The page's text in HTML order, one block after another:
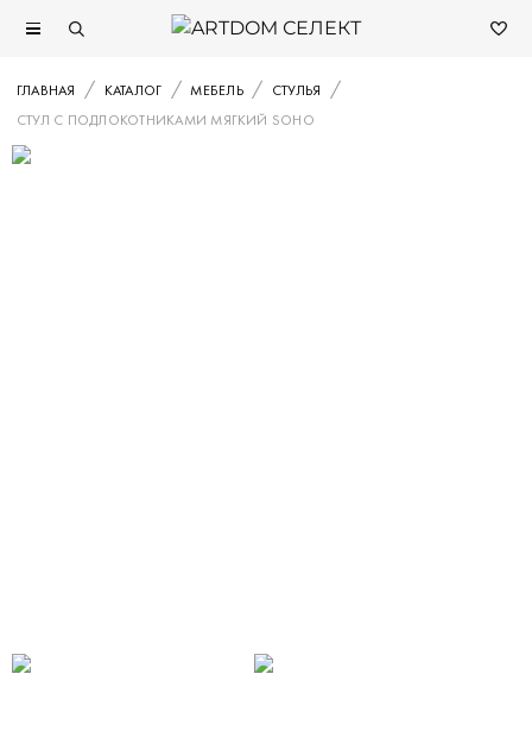
ГЛАВНАЯ КАТАЛОГ МЕБЕЛЬ
СТУЛЬЯ
СТУЛ С ПОДЛОКОТНИКАМИ МЯГКИЙ SOHO